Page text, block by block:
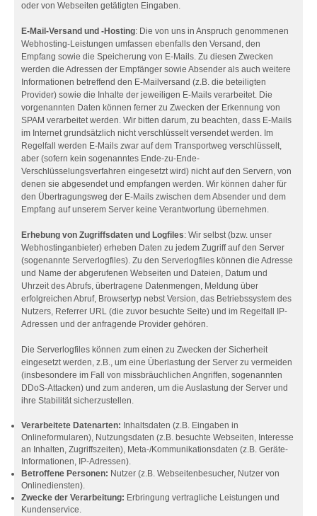
oder von Webseiten getätigten Eingaben.
E-Mail-Versand und -Hosting: Die von uns in Anspruch genommenen
Webhosting-Leistungen umfassen ebenfalls den Versand, den
Empfang sowie die Speicherung von E-Mails. Zu diesen Zwecken
werden die Adressen der Empfänger sowie Absender als auch weitere
Informationen betreffend den E-Mailversand (z.B. die beteiligten
Provider) sowie die Inhalte der jeweiligen E-Mails verarbeitet. Die
vorgenannten Daten können ferner zu Zwecken der Erkennung von
SPAM verarbeitet werden. Wir bitten darum, zu beachten, dass E-Mails
im Internet grundsätzlich nicht verschlüsselt versendet werden. Im
Regelfall werden E-Mails zwar auf dem Transportweg verschlüsselt,
aber (sofern kein sogenanntes Ende-zu-Ende-
Verschlüsselungsverfahren eingesetzt wird) nicht auf den Servern, von
denen sie abgesendet und empfangen werden. Wir können daher für
den Übertragungsweg der E-Mails zwischen dem Absender und dem
Empfang auf unserem Server keine Verantwortung übernehmen.
Erhebung von Zugriffsdaten und Logfiles: Wir selbst (bzw. unser
Webhostinganbieter) erheben Daten zu jedem Zugriff auf den Server
(sogenannte Serverlogfiles). Zu den Serverlogfiles können die Adresse
und Name der abgerufenen Webseiten und Dateien, Datum und
Uhrzeit des Abrufs, übertragene Datenmengen, Meldung über
erfolgreichen Abruf, Browsertyp nebst Version, das Betriebssystem des
Nutzers, Referrer URL (die zuvor besuchte Seite) und im Regelfall IP-
Adressen und der anfragende Provider gehören.
Die Serverlogfiles können zum einen zu Zwecken der Sicherheit
eingesetzt werden, z.B., um eine Überlastung der Server zu vermeiden
(insbesondere im Fall von missbräuchlichen Angriffen, sogenannten
DDoS-Attacken) und zum anderen, um die Auslastung der Server und
ihre Stabilität sicherzustellen.
Verarbeitete Datenarten: Inhaltsdaten (z.B. Eingaben in
Onlineformularen), Nutzungsdaten (z.B. besuchte Webseiten, Interesse
an Inhalten, Zugriffszeiten), Meta-/Kommunikationsdaten (z.B. Geräte-
Informationen, IP-Adressen).
Betroffene Personen: Nutzer (z.B. Webseitenbesucher, Nutzer von
Onlinediensten).
Zwecke der Verarbeitung: Erbringung vertragliche Leistungen und
Kundenservice.